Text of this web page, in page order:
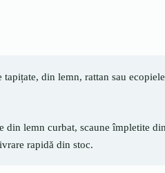
din lemn, rattan sau
din lemn curbat, scaune împletite
rapidă din stoc.